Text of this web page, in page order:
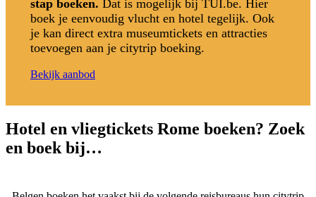
stap boeken. Dat is mogelijk bij TUI.be. Hier
boek je eenvoudig vlucht en hotel tegelijk. Ook
je kan direct extra museumtickets en attracties
toevoegen aan je citytrip boeking.
Bekijk aanbod
Hotel en vliegtickets Rome boeken? Zoek
en boek bij…